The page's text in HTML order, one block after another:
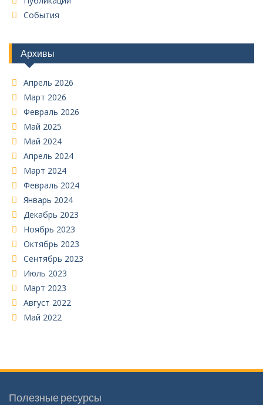
События
Архивы
Апрель 2026
Март 2026
Февраль 2026
Май 2025
Май 2024
Апрель 2024
Март 2024
Февраль 2024
Январь 2024
Декабрь 2023
Ноябрь 2023
Октябрь 2023
Сентябрь 2023
Июль 2023
Март 2023
Август 2022
Май 2022
Полезные ресурсы